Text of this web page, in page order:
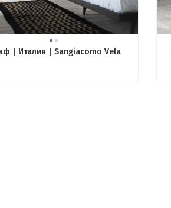
| Италия | Sangiacomo Vela